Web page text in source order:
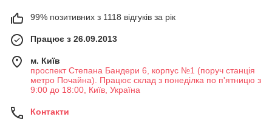
99% позитивних з 1118 відгуків за рік
Працює з 26.09.2013
м. Київ
проспект Степана Бандери 6, корпус №1 (поруч станція
метро Почайна). Працює склад з понеділка по п'ятницю з
9:00 до 18:00, Київ, Україна
Контакти